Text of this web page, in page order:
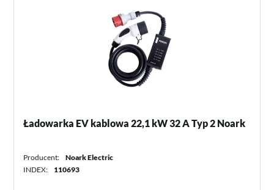
Ładowarka EV kablowa 22,1 kW 32 A Typ 2 Noark
Producent:
Noark Electric
INDEX:
110693